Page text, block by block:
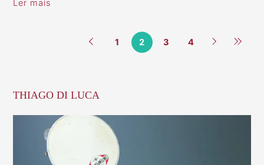
Ler mais
1 2 3 4
THIAGO DI LUCA